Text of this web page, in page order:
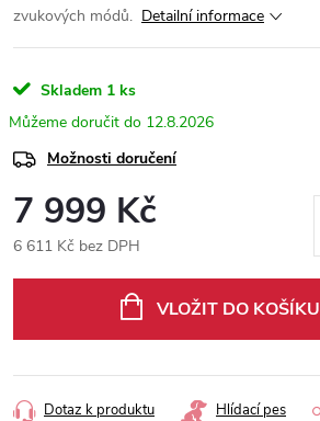
zvukových módů. Detailní informace
Skladem 1 ks
12.8.2026
Možnosti doručení
7 999 Kč
6 611 Kč bez DPH
VLOŽIT DO KOŠÍKU
Dotaz k produktu Hlídací pes